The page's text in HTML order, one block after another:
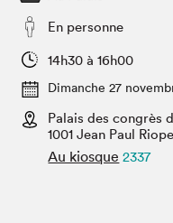
Espace
Espace
Espace médias
Salon dans la ville
Projets partenaires
En personne
14h30 à 16h00
Dimanche 27
Palais des congrès
1001 Jean Paul
Au kiosque 2337